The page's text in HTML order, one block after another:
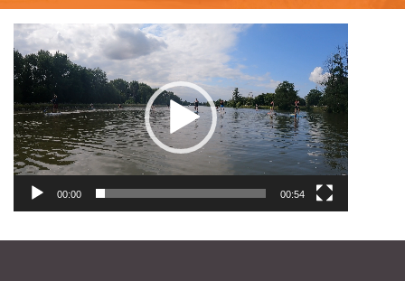
Video-
Player
00:00 00:54